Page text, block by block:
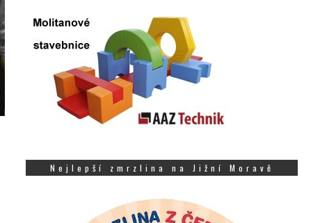
Nejlepší zmrzlina na Jižní Moravě